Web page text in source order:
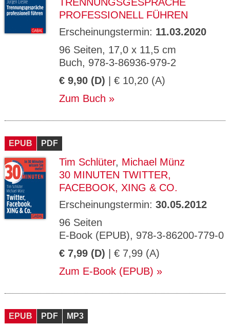
PROFESSIONELL FÜHREN
Erscheinungstermin: 11.03.2020
96 Seiten, 17,0 x 11,5 cm
Buch, 978-3-86936-979-2
€ 9,90 (D) | € 10,20 (A)
Zum Buch
EPUB PDF
Tim Schlüter, Michael Münz
30 MINUTEN TWITTER,
FACEBOOK, XING & CO.
Erscheinungstermin: 30.05.2012
96 Seiten
E-Book (EPUB), 978-3-86200-779-0
€ 7,99 (D) | € 7,99 (A)
Zum E-Book (EPUB)
EPUB PDF MP3